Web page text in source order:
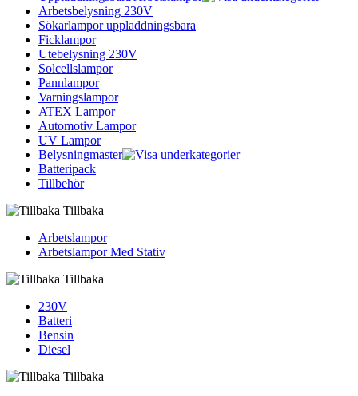
Arbetsbelysning 230V
Sökarlampor uppladdningsbara
Ficklampor
Utebelysning 230V
Solcellslampor
Pannlampor
Varningslampor
ATEX Lampor
Automotiv Lampor
UV Lampor
Belysningmaster
Batteripack
Tillbehör
Tillbaka
Arbetslampor
Arbetslampor Med Stativ
Tillbaka
230V
Batteri
Bensin
Diesel
Tillbaka